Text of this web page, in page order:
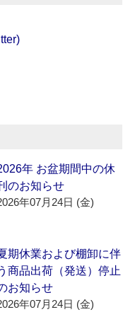
年 お盆期間中の休
のお知らせ
年07月24日 (金)
期休業および棚卸に伴
商品出荷（発送）停止
お知らせ
年07月24日 (金)